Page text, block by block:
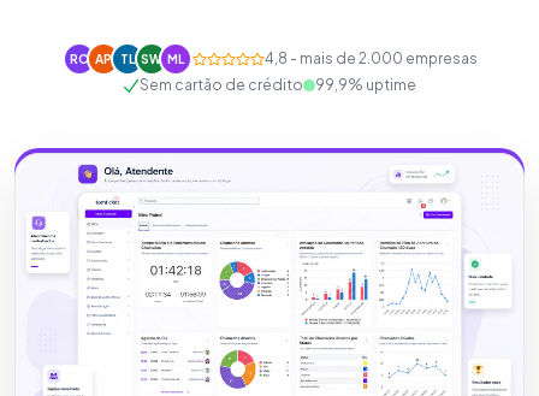
RC AP TL SW ML
4,8 - mais de 2.000 empresas
Sem cartão de crédito
99,9% uptime